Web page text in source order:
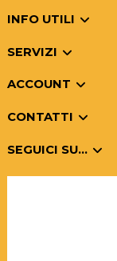
INFO UTILI
SERVIZI
ACCOUNT
CONTATTI
SEGUICI SU...